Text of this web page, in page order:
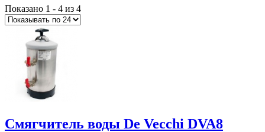
Показано 1 - 4 из 4
Смягчитель воды De Vecchi DVA8